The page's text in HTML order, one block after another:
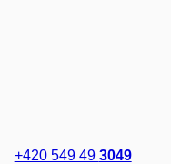
+420 549 49 3049